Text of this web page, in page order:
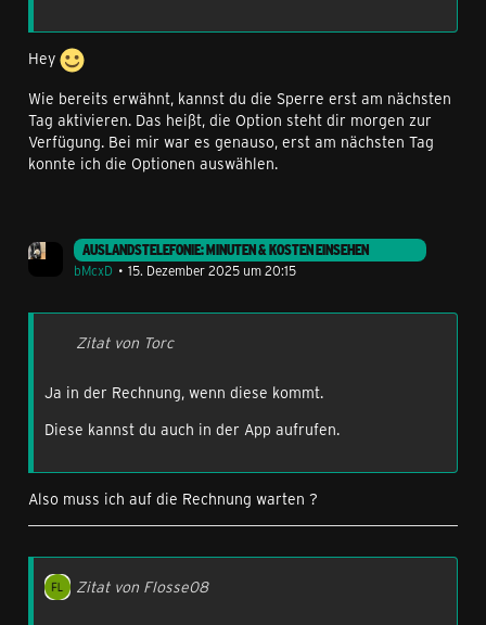
Hey
Wie bereits erwähnt, kannst du die Sperre erst am nächsten
Tag aktivieren. Das heißt, die Option steht dir morgen zur
Verfügung. Bei mir war es genauso, erst am nächsten Tag
konnte ich die Optionen auswählen.
AUSLANDSTELEFONIE: MINUTEN & KOSTEN EINSEHEN
bMcxD
15. Dezember 2025 um 20:15
Zitat von Torc
Ja in der Rechnung, wenn diese kommt.
Diese kannst du auch in der App aufrufen.
Also muss ich auf die Rechnung warten ?
Zitat von Flosse08